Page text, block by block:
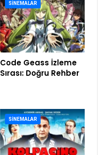
SINEMALAR
Code Geass İzleme
Sırası: Doğru Rehber
SINEMALAR